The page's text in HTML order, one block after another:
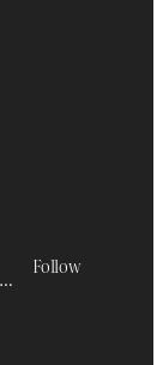
Follow